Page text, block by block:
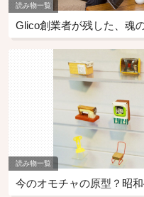
読み物一覧
Glico創業者が残した、魂
読み物一覧
今のオモチャの原型？昭